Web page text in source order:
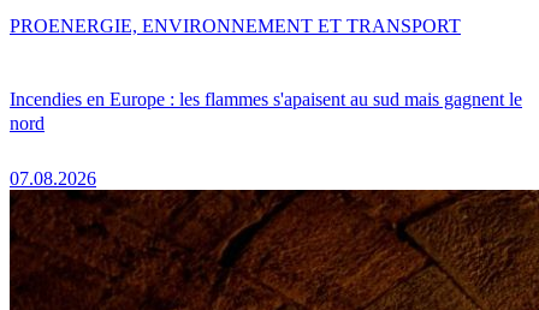
Incendies en Europe : les flammes s'apaisent au sud mais gagnent le
nord
07.08.2026
PROENERGIE, ENVIRONNEMENT ET TRANSPORT